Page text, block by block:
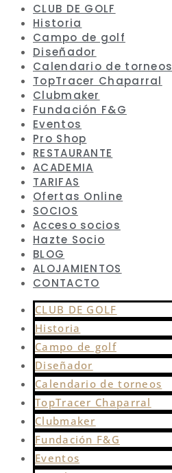
CLUB DE GOLF
Historia
Campo de golf
Diseñador
Calendario de torneos
TopTracer Chaparral
Clubmaker
Fundación F&G
Eventos
Pro Shop
RESTAURANTE
ACADEMIA
TARIFAS
Ofertas Online
SOCIOS
Acceso socios
Hazte Socio
BLOG
ALOJAMIENTOS
CONTACTO
CLUB DE GOLF
Historia
Campo de golf
Diseñador
Calendario de torneos
TopTracer Chaparral
Clubmaker
Fundación F&G
Eventos